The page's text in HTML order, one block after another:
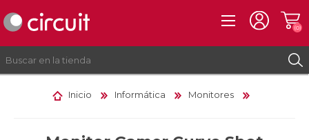
INICIAR SESIÓN
(0)
Inicio Informática Monitores